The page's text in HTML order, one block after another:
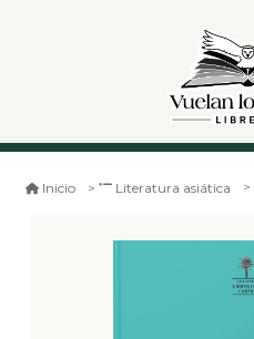
Inicio Literatura asiática